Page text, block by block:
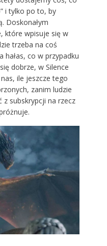
i tylko po to, by
Doskonałym
które wpisuje się w
trzeba na coś
co w przypadku
dobrze, w Silence
nas, ile jeszcze tego
zanim ludzie
subskrypcji na rzecz